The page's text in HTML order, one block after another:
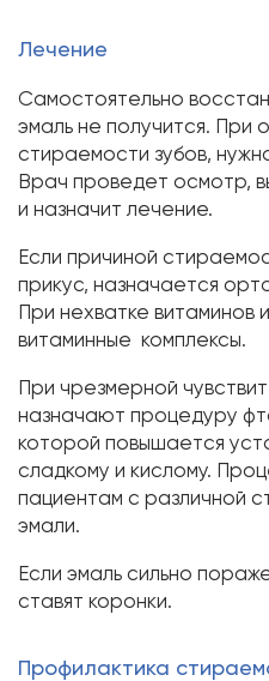
Лечение
Самостоятельно
эмаль не получится. При
стираемости зубов,
Врач проведет осмотр,
и назначит лечение.
Если причиной
прикус, назначается
При нехватке витаминов
витаминные комплексы.
При чрезмерной
назначают процедуру
которой повышается
сладкому и кислому.
пациентам с различной
эмали.
Если эмаль сильно
ставят коронки.
Профилактика